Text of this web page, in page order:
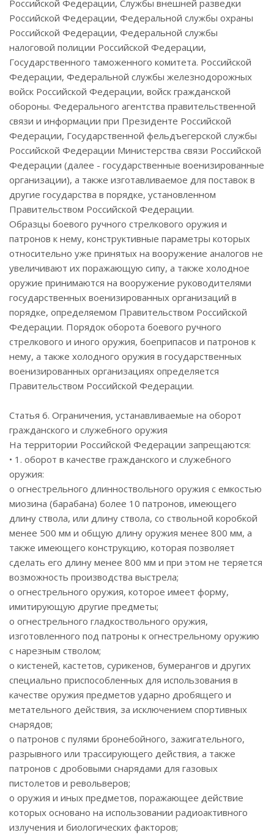
Российской Федерации, Службы внешней разведки
Российской Федерации, Федеральной службы охраны
Российской Федерации, Федеральной службы
налоговой полиции Российской Федерации,
Государственного таможенного комитета. Российской
Федерации, Федеральной службы железнодорожных
войск Российской Федерации, войск гражданской
обороны. Федерального агентства правительственной
связи и информации при Президенте Российской
Федерации, Государственной фельдъегерской службы
Российской Федерации Министерства связи Российской
Федерации (далее - государственные военизированные
организации), а также изготавливаемое для поставок в
другие государства в порядке, установленном
Правительством Российской Федерации.
Образцы боевого ручного стрелкового оружия и
патронов к нему, конструктивные параметры которых
относительно уже принятых на вооружение аналогов не
увеличивают их поражающую сипу, а также холодное
оружие принимаются на вооружение руководителями
государственных военизированных организаций в
порядке, определяемом Правительством Российской
Федерации. Порядок оборота боевого ручного
стрелкового и иного оружия, боеприпасов и патронов к
нему, а также холодного оружия в государственных
военизированных организациях определяется
Правительством Российской Федерации.
Статья 6. Ограничения, устанавливаемые на оборот
гражданского и служебного оружия
На территории Российской Федерации запрещаются:
• 1. оборот в качестве гражданского и служебного
оружия:
o огнестрельного длинноствольного оружия с емкостью
миозина (барабана) более 10 патронов, имеющего
длину ствола, или длину ствола, со ствольной коробкой
менее 500 мм и общую длину оружия менее 800 мм, а
также имеющего конструкцию, которая позволяет
сделать его длину менее 800 мм и при этом не теряется
возможность производства выстрела;
o огнестрельного оружия, которое имеет форму,
имитирующую другие предметы;
o огнестрельного гладкоствольного оружия,
изготовленного под патроны к огнестрельному оружию
с нарезным стволом;
o кистеней, кастетов, сурикенов, бумерангов и других
специально приспособленных для использования в
качестве оружия предметов ударно дробящего и
метательного действия, за исключением спортивных
снарядов;
o патронов с пулями бронебойного, зажигательного,
разрывного или трассирующего действия, а также
патронов с дробовыми снарядами для газовых
пистолетов и револьверов;
o оружия и иных предметов, поражающее действие
которых основано на использовании радиоактивного
излучения и биологических факторов;